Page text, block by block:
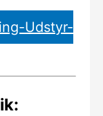
Udstyr-